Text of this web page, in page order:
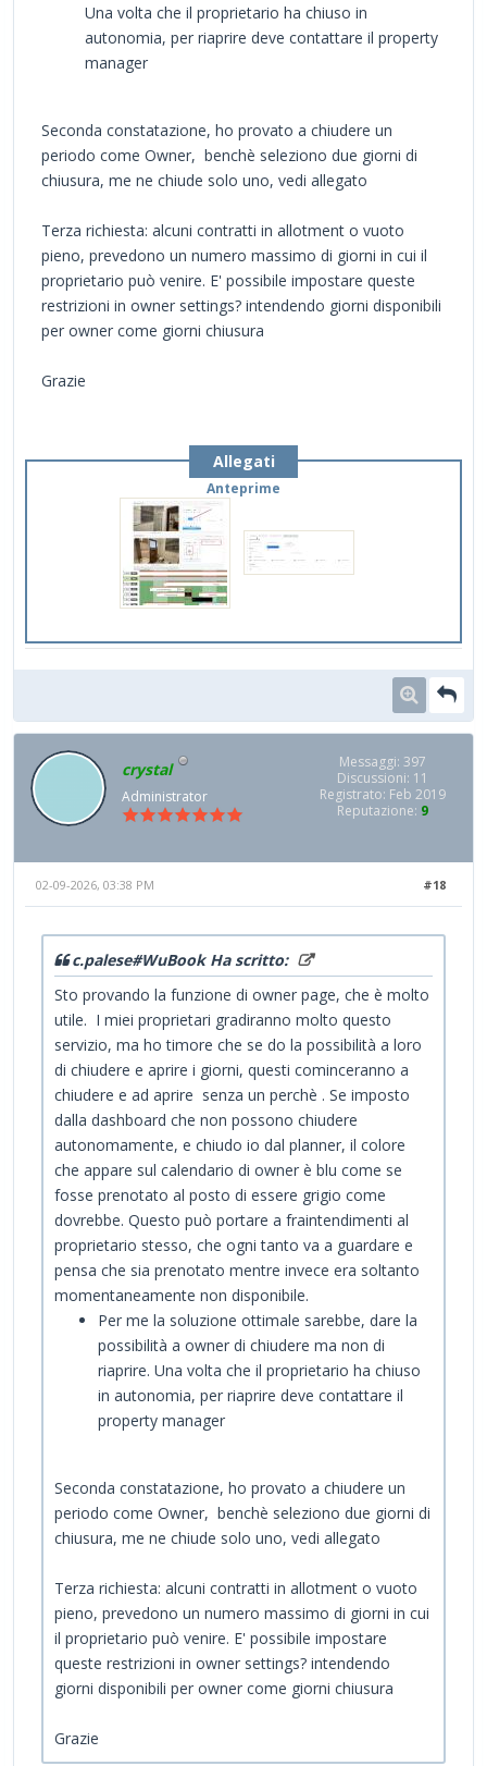
Una volta che il proprietario ha chiuso in
autonomia, per riaprire deve contattare il property
manager
Seconda constatazione, ho provato a chiudere un
periodo come Owner, benchè seleziono due giorni di
chiusura, me ne chiude solo uno, vedi allegato
Terza richiesta: alcuni contratti in allotment o vuoto
pieno, prevedono un numero massimo di giorni in cui il
proprietario può venire. E' possibile impostare queste
restrizioni in owner settings? intendendo giorni disponibili
per owner come giorni chiusura
Grazie
Allegati
Anteprime
crystal
Administrator
Messaggi: 397
Discussioni: 11
Registrato: Feb 2019
Reputazione: 9
#18
02-09-2026, 03:38 PM
c.palese#WuBook Ha scritto:
Sto provando la funzione di owner page, che è molto
utile. I miei proprietari gradiranno molto questo
servizio, ma ho timore che se do la possibilità a loro
di chiudere e aprire i giorni, questi cominceranno a
chiudere e ad aprire senza un perchè . Se imposto
dalla dashboard che non possono chiudere
autonomamente, e chiudo io dal planner, il colore
che appare sul calendario di owner è blu come se
fosse prenotato al posto di essere grigio come
dovrebbe. Questo può portare a fraintendimenti al
proprietario stesso, che ogni tanto va a guardare e
pensa che sia prenotato mentre invece era soltanto
momentaneamente non disponibile.
Per me la soluzione ottimale sarebbe, dare la
possibilità a owner di chiudere ma non di
riaprire. Una volta che il proprietario ha chiuso
in autonomia, per riaprire deve contattare il
property manager
Seconda constatazione, ho provato a chiudere un
periodo come Owner, benchè seleziono due giorni di
chiusura, me ne chiude solo uno, vedi allegato
Terza richiesta: alcuni contratti in allotment o vuoto
pieno, prevedono un numero massimo di giorni in cui
il proprietario può venire. E' possibile impostare
queste restrizioni in owner settings? intendendo
giorni disponibili per owner come giorni chiusura
Grazie